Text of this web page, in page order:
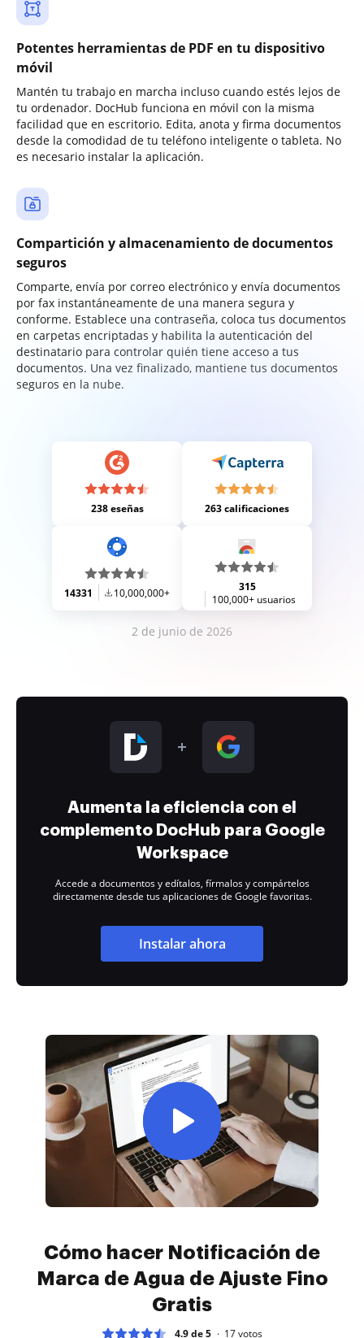
Potentes herramientas de PDF en tu dispositivo
móvil
Mantén tu trabajo en marcha incluso cuando estés lejos de
tu ordenador. DocHub funciona en móvil con la misma
facilidad que en escritorio. Edita, anota y firma documentos
desde la comodidad de tu teléfono inteligente o tableta. No
es necesario instalar la aplicación.
Compartición y almacenamiento de documentos
seguros
Comparte, envía por correo electrónico y envía documentos
por fax instantáneamente de una manera segura y
conforme. Establece una contraseña, coloca tus documentos
en carpetas encriptadas y habilita la autenticación del
destinatario para controlar quién tiene acceso a tus
documentos. Una vez finalizado, mantiene tus documentos
seguros en la nube.
238 eseñas 263 calificaciones
14331 10,000,000+
315
100,000+ usuarios
2 de junio de 2026
Aumenta la eficiencia con el
complemento DocHub para Google
Workspace
Accede a documentos y edítalos, fírmalos y compártelos
directamente desde tus aplicaciones de Google favoritas.
Instalar ahora
Cómo hacer Notificación de
Marca de Agua de Ajuste Fino
Gratis
4.9 de 5 17votos